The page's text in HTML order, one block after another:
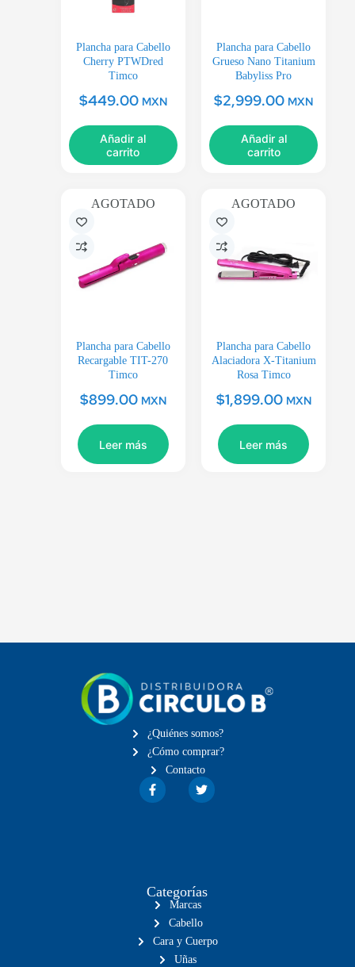
Plancha para Cabello
Cherry PTWDred
Timco
$449.00 MXN
Añadir al
carrito
Plancha para Cabello
Grueso Nano Titanium
Babyliss Pro
$2,999.00 MXN
Añadir al
carrito
AGOTADO
Plancha para Cabello
Recargable TIT-270
Timco
$899.00 MXN
Leer más
AGOTADO
Plancha para Cabello
Alaciadora X-Titanium
Rosa Timco
$1,899.00 MXN
Leer más
¿Quiénes somos?
¿Cómo comprar?
Contacto
Categorías
Marcas
Cabello
Cara y Cuerpo
Uñas